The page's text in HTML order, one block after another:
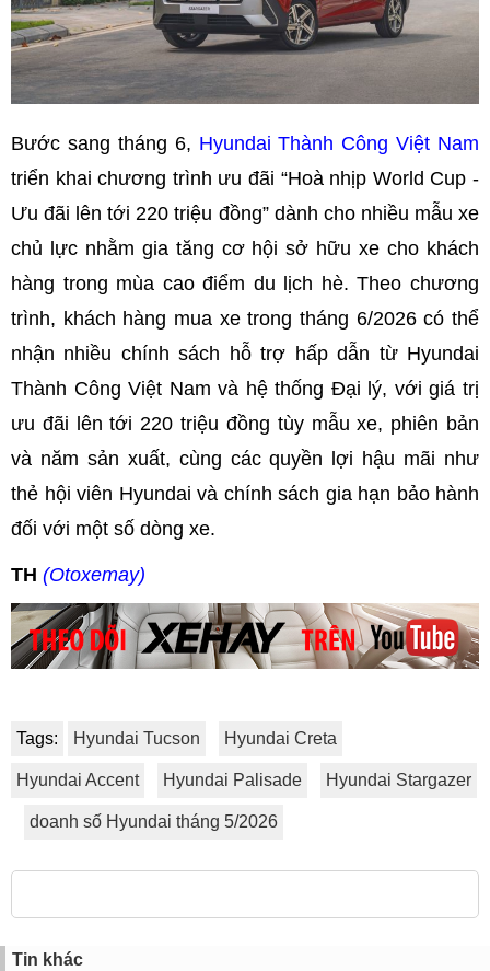
Bước sang tháng 6, Hyundai Thành Công Việt Nam
triển khai chương trình ưu đãi “Hoà nhịp World Cup -
Ưu đãi lên tới 220 triệu đồng” dành cho nhiều mẫu xe
chủ lực nhằm gia tăng cơ hội sở hữu xe cho khách
hàng trong mùa cao điểm du lịch hè. Theo chương
trình, khách hàng mua xe trong tháng 6/2026 có thể
nhận nhiều chính sách hỗ trợ hấp dẫn từ Hyundai
Thành Công Việt Nam và hệ thống Đại lý, với giá trị
ưu đãi lên tới 220 triệu đồng tùy mẫu xe, phiên bản
và năm sản xuất, cùng các quyền lợi hậu mãi như
thẻ hội viên Hyundai và chính sách gia hạn bảo hành
đối với một số dòng xe.
TH (Otoxemay)
Tags: Hyundai Tucson Hyundai Creta
Hyundai Accent Hyundai Palisade Hyundai Stargazer
doanh số Hyundai tháng 5/2026
Tin khác